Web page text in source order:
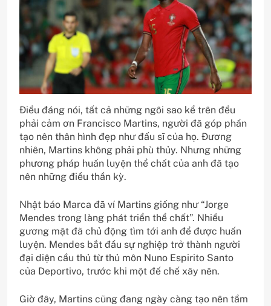
Điều đáng nói, tất cả những ngôi sao kể trên đều
phải cảm ơn Francisco Martins, người đã góp phần
tạo nên thân hình đẹp như đấu sĩ của họ. Đương
nhiên, Martins không phải phù thủy. Nhưng những
phương pháp huấn luyện thể chất của anh đã tạo
nên những điều thần kỳ.
Nhật báo Marca đã ví Martins giống như “Jorge
Mendes trong làng phát triển thể chất”. Nhiều
gương mặt đã chủ động tìm tới anh để được huấn
luyện. Mendes bắt đầu sự nghiệp trở thành người
đại diện cầu thủ từ thủ môn Nuno Espirito Santo
của Deportivo, trước khi một đế chế xây nên.
Giờ đây, Martins cũng đang ngày càng tạo nên tầm